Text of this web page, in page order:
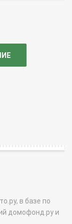
в базе по
домофонд.ру и